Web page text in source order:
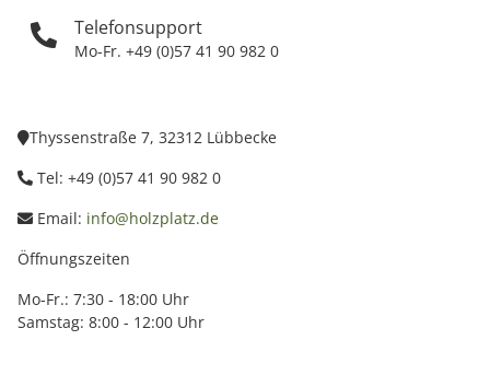
Telefonsupport
Mo-Fr. +49 (0)57 41 90 982 0
Thyssenstraße 7, 32312 Lübbecke
Tel: +49 (0)57 41 90 982 0
Email: info@holzplatz.de
Öffnungszeiten
Mo-Fr.: 7:30 - 18:00 Uhr
Samstag: 8:00 - 12:00 Uhr